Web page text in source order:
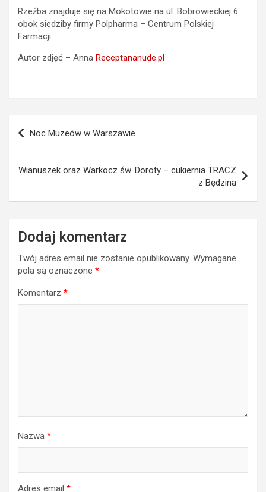
Rzeźba znajduje się na Mokotowie na ul. Bobrowieckiej 6
obok siedziby firmy Polpharma – Centrum Polskiej
Farmacji.
Autor zdjęć – Anna Receptananude.pl
Nawigacja
wpisu
Noc Muzeów w Warszawie
Wianuszek oraz Warkocz św. Doroty – cukiernia TRACZ
z Będzina
Dodaj komentarz
Twój adres email nie zostanie opublikowany. Wymagane
pola są oznaczone *
Komentarz *
Nazwa *
Adres email *